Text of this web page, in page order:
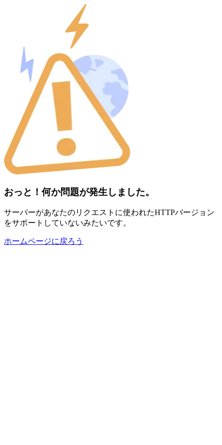
おっと！何か問題が発生しました。
サーバーがあなたのリクエストに使われたHTTPバージョン
をサポートしていないみたいです。
ホームページに戻ろう